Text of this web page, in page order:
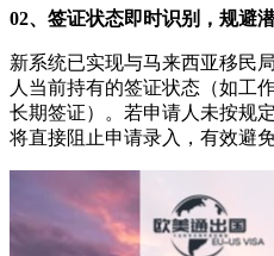
02、签证状态即时识别，规避
新系统已实现与马来西亚移民
人当前持有的签证状态（如工
长期签证）。若申请人未按规
将直接阻止申请录入，有效避